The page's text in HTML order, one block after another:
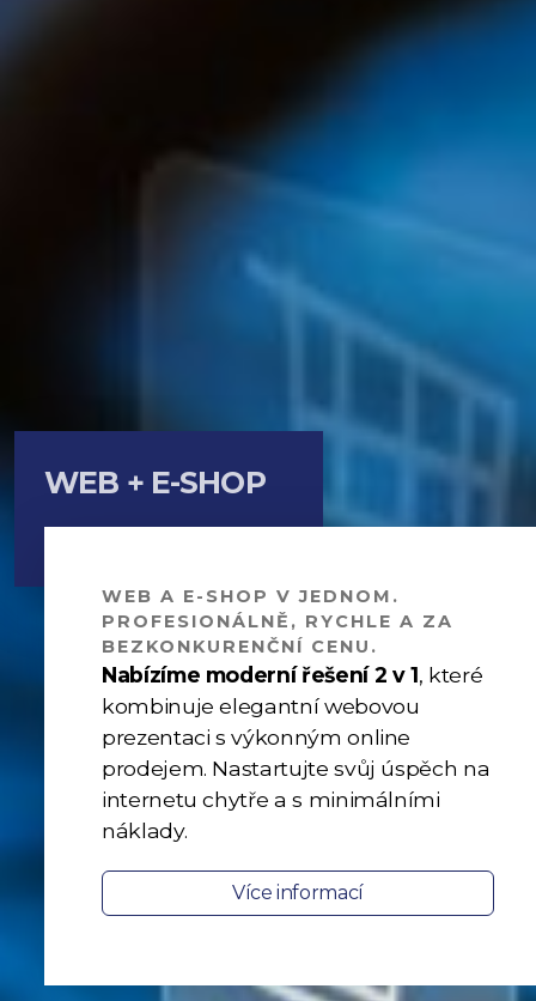
WEB + E-SHOP
WEB A E-SHOP V JEDNOM.
PROFESIONÁLNĚ, RYCHLE A ZA
BEZKONKURENČNÍ CENU.
Nabízíme moderní řešení 2 v 1, které
kombinuje elegantní webovou
prezentaci s výkonným online
prodejem. Nastartujte svůj úspěch na
internetu chytře a s minimálními
náklady.
Více informací